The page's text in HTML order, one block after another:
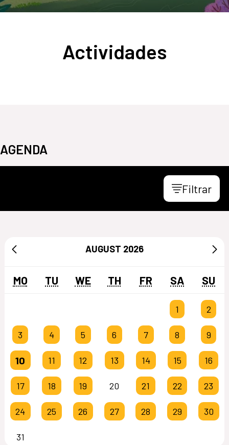
Actividades
AGENDA
Filtrar
AUGUST 2026
MO TU WE TH FR SA SU
1 2
3 4 5 6 7 8 9
10 11 12 13 14 15 16
17 18 19 20 21 22 23
24 25 26 27 28 29 30
31